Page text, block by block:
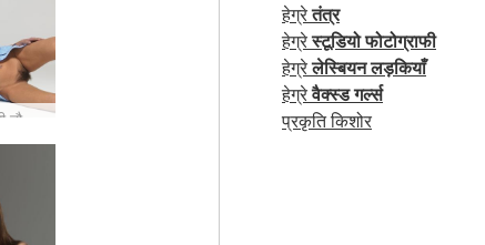
हेग्रेतंत्र
हेग्रेस्टूडियो फोटोग्राफी
हेग्रेलेस्बियन लड़कियाँ
हेग्रेवैक्स्ड गर्ल्स
प्रकृति किशोर